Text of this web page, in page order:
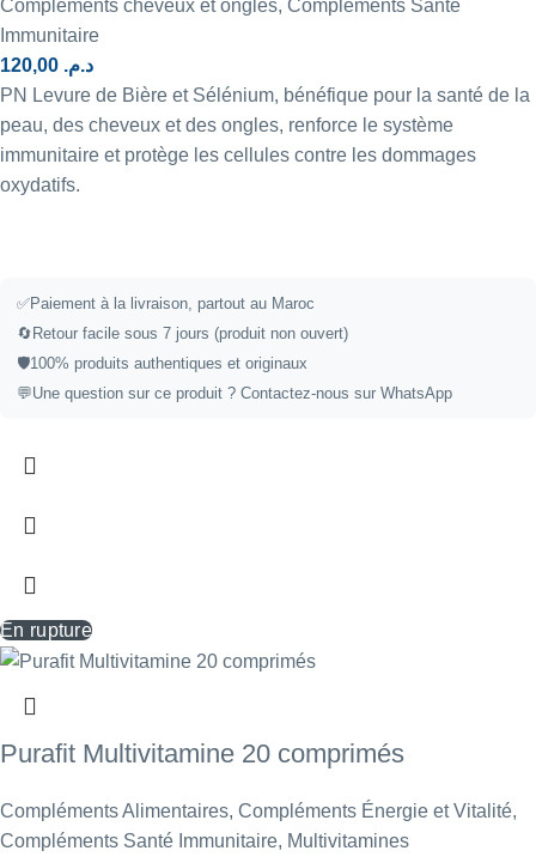
Compléments cheveux et ongles, Compléments Santé
Immunitaire
د.م.
PN Levure de Bière et Sélénium, bénéfique pour la santé de la
peau, des cheveux et des ongles, renforce le système
immunitaire et protège les cellules contre les dommages
oxydatifs.
✅Paiement à la livraison, partout au Maroc
🔄Retour facile sous 7 jours (produit non ouvert)
🛡️100% produits authentiques et originaux
💬Une question sur ce produit ? Contactez-nous sur WhatsApp
En rupture
Purafit Multivitamine 20 comprimés
Compléments Alimentaires, Compléments Énergie et Vitalité,
Compléments Santé Immunitaire, Multivitamines